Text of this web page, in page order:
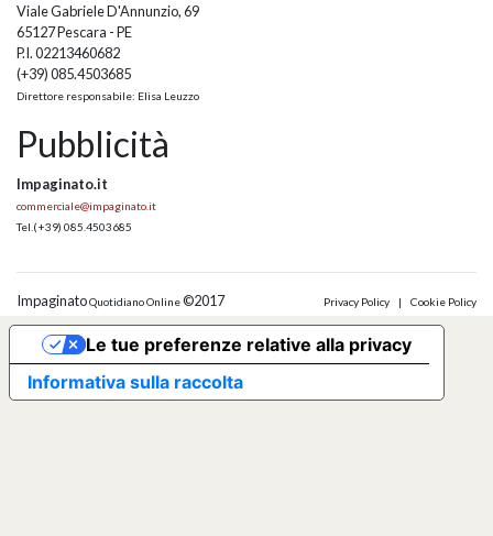
Viale Gabriele D'Annunzio, 69
65127 Pescara - PE
P.I. 02213460682
(+39) 085.4503685
Direttore responsabile: Elisa Leuzzo
Pubblicità
Impaginato.it
commerciale@impaginato.it
Tel. (+39) 085.4503685
ImpaginatoQuotidiano Online©2017 Privacy Policy | Cookie Policy
Informativa sulla raccolta
Le tue preferenze relative alla privacy